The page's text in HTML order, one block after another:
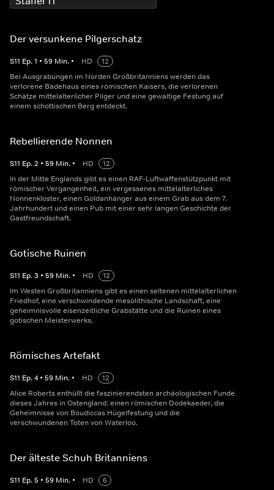
Der versunkene Pilgerschatz
S11 Ep.1 • 59 Min. • HD
12
Bei Ausgrabungen im Norden Großbritanniens werden das
verlorene Badehaus eines römischen Kaisers, die verlorenen
Schätze mittelalterlicher Pilger und eine gewaltige Festung auf
einem schottischen Berg entdeckt.
Rebellierende Nonnen
S11 Ep.2 • 59 Min. • HD
12
In der Mitte Englands gibt es einen RAF-Luftwaffenstützpunkt mit
römischer Vergangenheit, ein vergessenes mittelalterliches
Nonnenkloster, einen Goldanhänger aus einem Grab aus dem 7.
Jahrhundert und einen Pub mit einer sehr langen Geschichte der
Gastfreundschaft.
Gotische Ruinen
S11 Ep.3 • 59 Min. • HD
12
Im Westen Großbritanniens gibt es einen seltenen mittelalterlichen
Friedhof, eine verschwindende mesolithische Landschaft, eine
geheimnisvolle eisenzeitliche Grabstätte und die Ruinen eines
gotischen Meisterwerks.
Römisches Artefakt
S11 Ep.4 • 59 Min. • HD
12
Alice Roberts enthüllt die faszinierendsten archäologischen Funde
dieses Jahres in Ostengland: einen römischen Dodekaeder, die
Geheimnisse von Boudiccas Hügelfestung und die
verschwundenen Toten von Waterloo.
Der älteste Schuh Britanniens
S11 Ep.5 • 59 Min. • HD
6